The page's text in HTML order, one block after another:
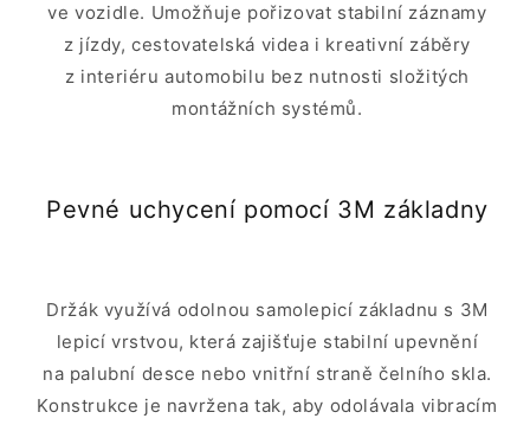
ve vozidle. Umožňuje pořizovat stabilní záznamy
z jízdy, cestovatelská videa i kreativní záběry
z interiéru automobilu bez nutnosti složitých
montážních systémů.
Pevné uchycení pomocí 3M základny
Držák využívá odolnou samolepicí základnu s 3M
lepicí vrstvou, která zajišťuje stabilní upevnění
na palubní desce nebo vnitřní straně čelního skla.
Konstrukce je navržena tak, aby odolávala vibracím